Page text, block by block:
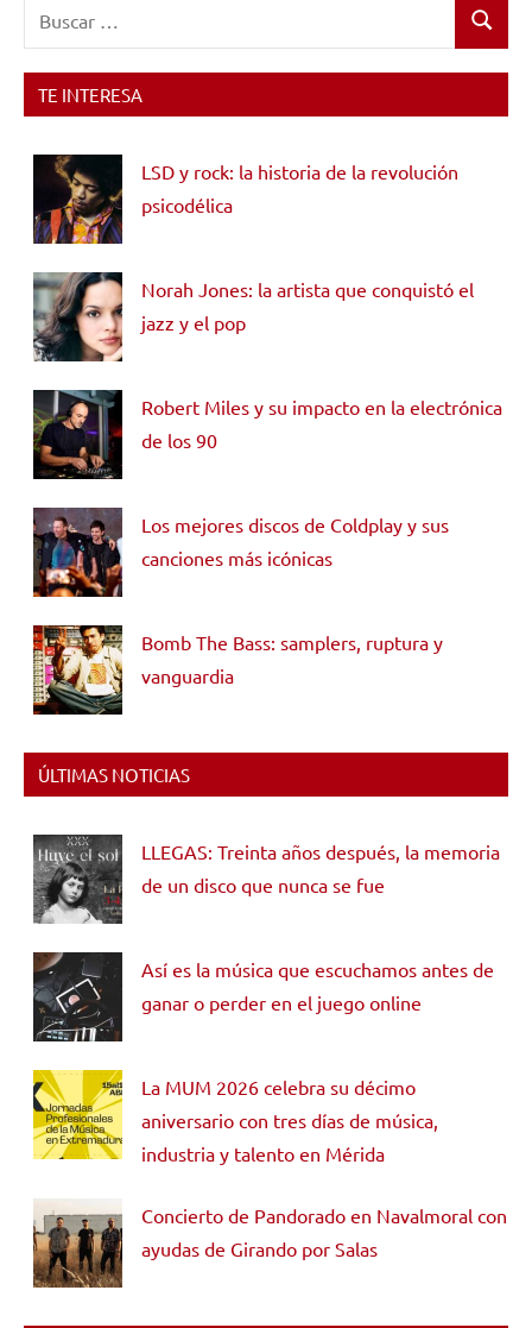
Buscar
TE INTERESA
LSD y rock: la historia de la revolución
psicodélica
Norah Jones: la artista que conquistó el
jazz y el pop
Robert Miles y su impacto en la electrónica
de los 90
Los mejores discos de Coldplay y sus
canciones más icónicas
Bomb The Bass: samplers, ruptura y
vanguardia
ÚLTIMAS NOTICIAS
LLEGAS: Treinta años después, la memoria
de un disco que nunca se fue
Así es la música que escuchamos antes de
ganar o perder en el juego online
La MUM 2026 celebra su décimo
aniversario con tres días de música,
industria y talento en Mérida
Concierto de Pandorado en Navalmoral con
ayudas de Girando por Salas